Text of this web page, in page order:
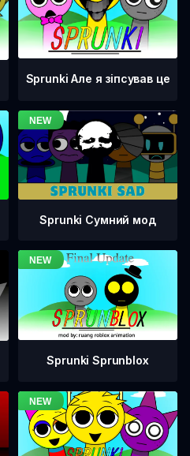
Sprunki Але я зіпсував це
Sprunki Сумний мод
Sprunki Sprunblox